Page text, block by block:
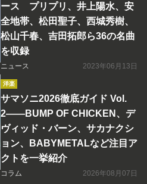
ース プリプリ、井上陽水、安
全地帯、松田聖子、西城秀樹、
松山千春、吉田拓郎ら36の名曲
を収録
ニュース 2023年06月13日
洋楽
サマソニ2026徹底ガイド Vol.
2――BUMP OF CHICKEN、デ
ヴィッド・バーン、サカナクシ
ョン、BABYMETALなど注目ア
クトを一挙紹介
コラム 2026年08月07日